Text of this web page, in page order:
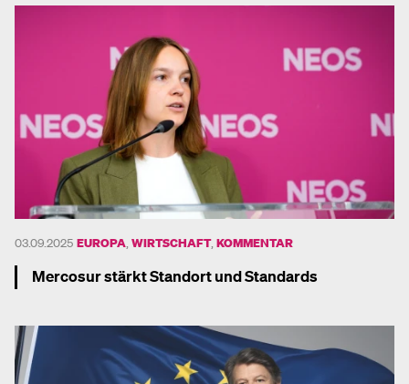
03.09.2025 EUROPA WIRTSCHAFT, KOMMENTAR
Mercosur stärkt Standort und Standards